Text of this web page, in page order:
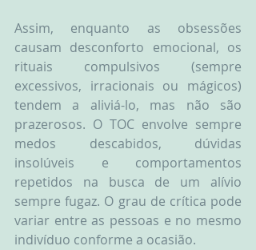
Assim, enquanto as obsessões
causam desconforto emocional, os
rituais compulsivos (sempre
excessivos, irracionais ou mágicos)
tendem a aliviá-lo, mas não são
prazerosos. O TOC envolve sempre
medos descabidos, dúvidas
insolúveis e comportamentos
repetidos na busca de um alívio
sempre fugaz. O grau de crítica pode
variar entre as pessoas e no mesmo
indivíduo conforme a ocasião.